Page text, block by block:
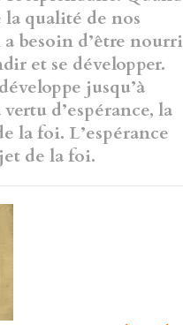
la qualité de nos
besoin d’être
et se développer.
jusqu’à
d’espérance, la
la foi. L’espérance
de la foi.